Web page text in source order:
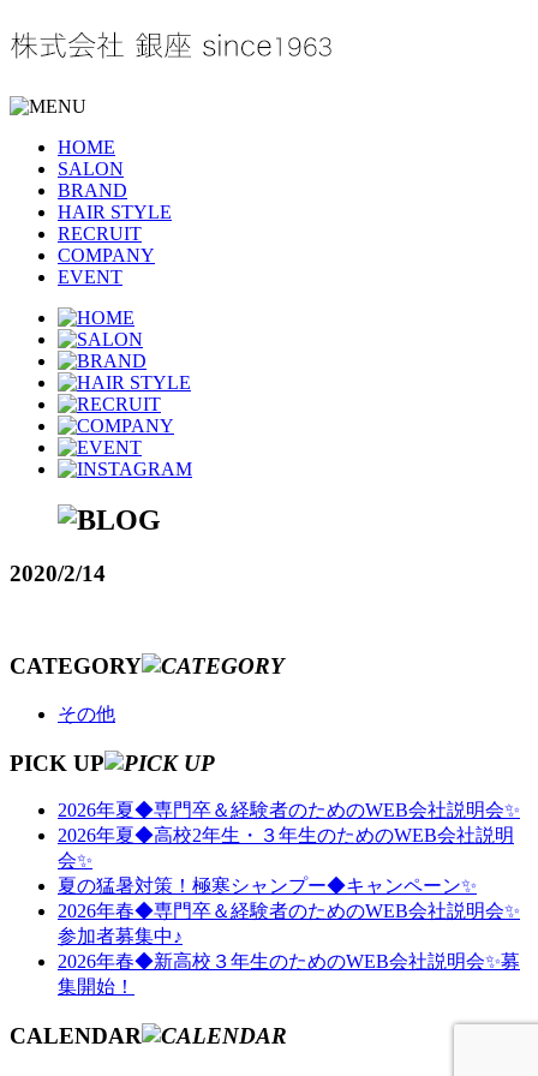
HOME
SALON
BRAND
HAIR STYLE
RECRUIT
COMPANY
EVENT
2020/2/14
CATEGORY
その他
PICK UP
2026年夏◆専門卒＆経験者のためのWEB会社説明会✨
2026年夏◆高校2年生・３年生のためのWEB会社説明
会✨
夏の猛暑対策！極寒シャンプー◆キャンペーン✨
2026年春◆専門卒＆経験者のためのWEB会社説明会✨
参加者募集中♪
2026年春◆新高校３年生のためのWEB会社説明会✨募
集開始！
CALENDAR